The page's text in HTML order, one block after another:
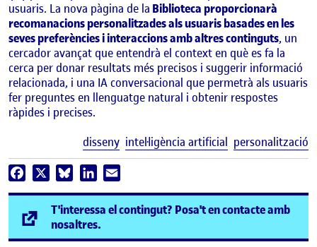
usuaris. La nova pàgina de la Biblioteca proporcionarà
recomanacions personalitzades als usuaris basades en les
seves preferències i interaccions amb altres continguts, un
cercador avançat que entendrà el context en què es fa la
cerca per donar resultats més precisos i suggerir informació
relacionada, i una IA conversacional que permetrà als usuaris
fer preguntes en llenguatge natural i obtenir respostes
ràpides i precises.
disseny intel·ligència artificial personalització
Facebook BlueskyLinkedIn
T'interessa el contingut? Posa't en contacte amb
nosaltres.